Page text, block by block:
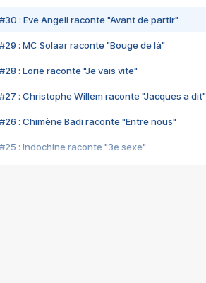
#30 : Eve Angeli raconte "Avant de partir"
#29 : MC Solaar raconte "Bouge de là"
#28 : Lorie raconte "Je vais vite"
#27 : Christophe Willem raconte "Jacques a dit"
#26 : Chimène Badi raconte "Entre nous"
#25 : Indochine raconte "3e sexe"